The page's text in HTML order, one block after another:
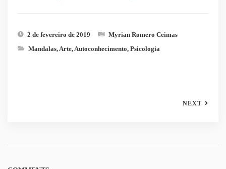
2 de fevereiro de 2019
Myrian Romero Ceimas
Mandalas,Arte,Autoconhecimento, Psicologia
NEXT